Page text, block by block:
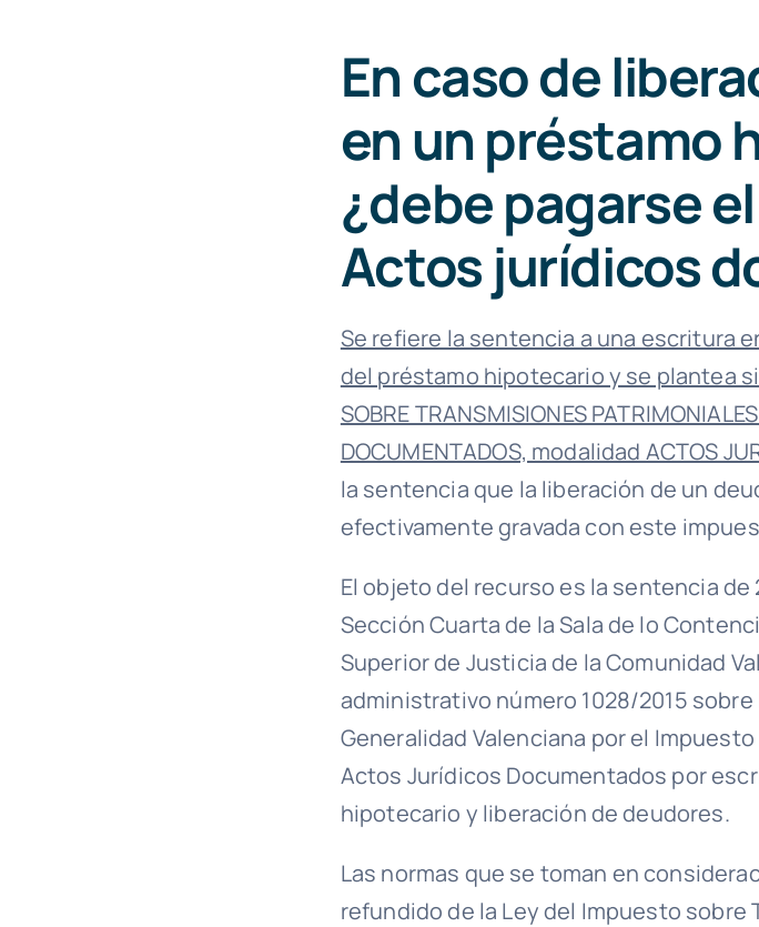
En caso de
en un préstamo
¿debe pagarse
Actos jurídicos
Se refiere la sentencia a una escritura
del préstamo hipotecario y se plantea
SOBRE TRANSMISIONES
DOCUMENTADOS, modalidad ACTOS
la sentencia que la liberación de un
efectivamente gravada con este
El objeto del recurso es la sentencia de
Sección Cuarta de la Sala de lo
Superior de Justicia de la Comunidad
administrativo número 1028/2015
Generalidad Valenciana por el
Actos Jurídicos Documentados por
hipotecario y liberación de deudores.
Las normas que se toman en
refundido de la Ley del Impuesto